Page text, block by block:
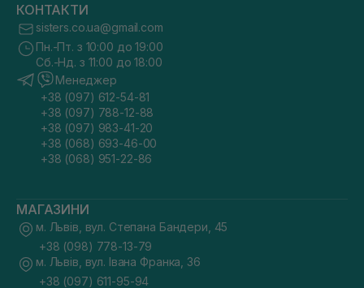
КОНТАКТИ
sisters.co.ua@gmail.com
Пн.-Пт. з 10:00 до 19:00
Сб.-Нд. з 11:00 до 18:00
Менеджер
+38 (097) 612-54-81
+38 (097) 788-12-88
+38 (097) 983-41-20
+38 (068) 693-46-00
+38 (068) 951-22-86
МАГАЗИНИ
м. Львів, вул. Степана Бандери, 45
+38 (098) 778-13-79
м. Львів, вул. Івана Франка, 36
+38 (097) 611-95-94